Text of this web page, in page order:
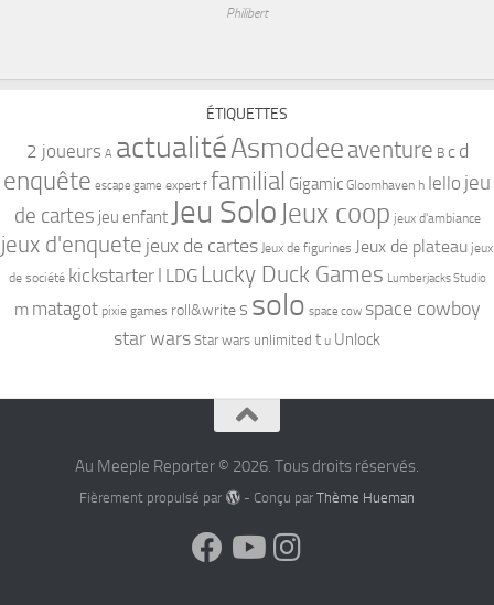
Philibert
ÉTIQUETTES
2 joueurs A actualitéAsmodee aventure B c d
enquête escape game expert f familial Gigamic Gloomhaven h Iello jeu
de cartes jeu enfant Jeu Solo Jeux coop jeux d'ambiance
jeux d'enquete jeux de cartes Jeux de figurines Jeux de plateau jeux
de société kickstarter l LDG Lucky Duck Games Lumberjacks Studio
m matagot pixie games roll&write s solo space cow space cowboy
star wars Star wars unlimited t u Unlock
Au Meeple Reporter © 2026. Tous droits réservés.
Fièrement propulsé par - Conçu par Thème Hueman